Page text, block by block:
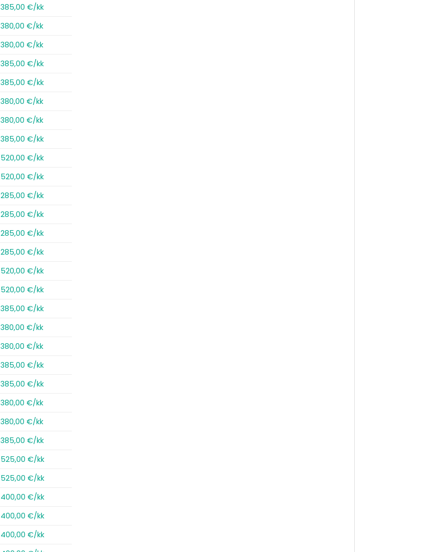
385,00 €/kk
380,00 €/kk
380,00 €/kk
385,00 €/kk
385,00 €/kk
380,00 €/kk
380,00 €/kk
385,00 €/kk
520,00 €/kk
520,00 €/kk
285,00 €/kk
285,00 €/kk
285,00 €/kk
285,00 €/kk
520,00 €/kk
520,00 €/kk
385,00 €/kk
380,00 €/kk
380,00 €/kk
385,00 €/kk
385,00 €/kk
380,00 €/kk
380,00 €/kk
385,00 €/kk
525,00 €/kk
525,00 €/kk
400,00 €/kk
400,00 €/kk
400,00 €/kk